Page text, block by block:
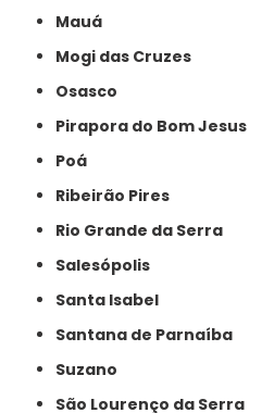
Mauá
Mogi das Cruzes
Osasco
Pirapora do Bom Jesus
Poá
Ribeirão Pires
Rio Grande da Serra
Salesópolis
Santa Isabel
Santana de Parnaíba
Suzano
São Lourenço da Serra